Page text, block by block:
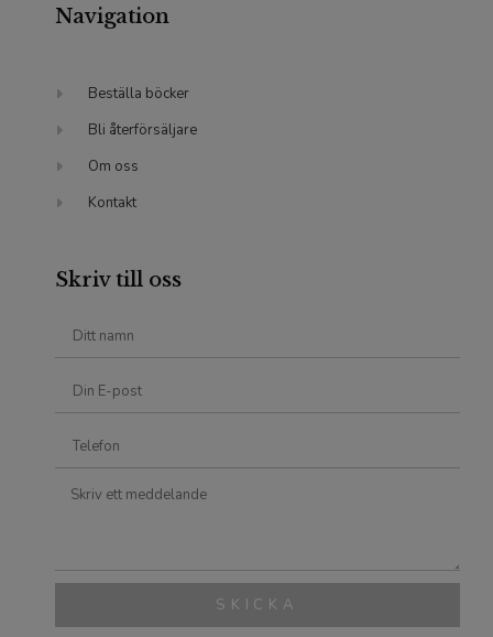
Navigation
Beställa böcker
Bli återförsäljare
Om oss
Kontakt
Skriv till oss
SKICKA